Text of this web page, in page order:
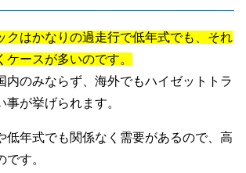
クはかなりの過走行で低年式でも、それ
ケースが多いのです。
内のみならず、海外でもハイゼットトラ
事が挙げられます。
低年式でも関係なく需要があるので、高
す。